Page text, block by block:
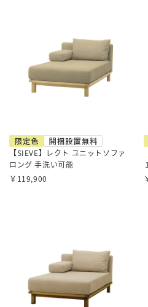
【SIEVE】レクト ユニットソファ
ロング 手洗い可能
￥119,900